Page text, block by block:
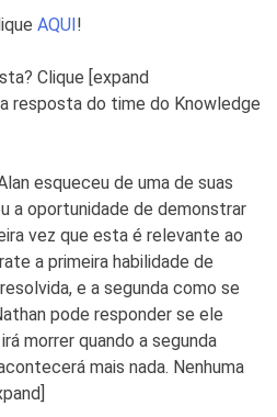
AQUI !
Clique [expand
a resposta do time do Knowledge
esqueceu de uma de suas
a oportunidade de demonstrar
vez que esta é relevante ao
a primeira habilidade de
e a segunda como se
pode responder se ele
morrer quando a segunda
mais nada. Nenhuma